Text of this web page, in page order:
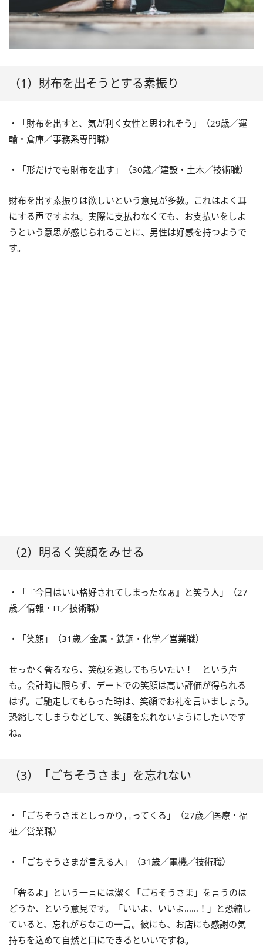
（1）財布を出そうとする素振り
・「財布を出すと、気が利く女性と思われそう」（29歳／運
輸・倉庫／事務系専門職）
・「形だけでも財布を出す」（30歳／建設・土木／技術職）
財布を出す素振りは欲しいという意見が多数。これはよく耳
にする声ですよね。実際に支払わなくても、お支払いをしよ
うという意思が感じられることに、男性は好感を持つようで
す。
（2）明るく笑顔をみせる
・「『今日はいい格好されてしまったなぁ』と笑う人」（27
歳／情報・IT／技術職）
・「笑顔」（31歳／金属・鉄鋼・化学／営業職）
せっかく奢るなら、笑顔を返してもらいたい！ という声
も。会計時に限らず、デートでの笑顔は高い評価が得られる
はず。ご馳走してもらった時は、笑顔でお礼を言いましょう。
恐縮してしまうなどして、笑顔を忘れないようにしたいです
ね。
（3）「ごちそうさま」を忘れない
・「ごちそうさまとしっかり言ってくる」（27歳／医療・福
祉／営業職）
・「ごちそうさまが言える人」（31歳／電機／技術職）
「奢るよ」という一言には潔く「ごちそうさま」を言うのは
どうか、という意見です。「いいよ、いいよ……！」と恐縮し
ていると、忘れがちなこの一言。彼にも、お店にも感謝の気
持ちを込めて自然と口にできるといいですね。